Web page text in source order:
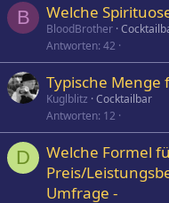
B Welche
BloodBrother
Antworten 42
Typische Menge
Kuglblitz Cocktailbar
Antworten 12
D
Welche Formel
Preis/
Umfrage -